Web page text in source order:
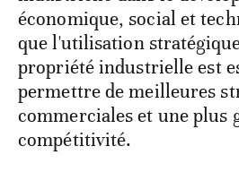
économique, social et
que l'utilisation
propriété industrielle est
permettre de meilleures
commerciales et une plus
compétitivité.